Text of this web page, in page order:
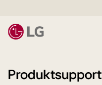
Produktsupport